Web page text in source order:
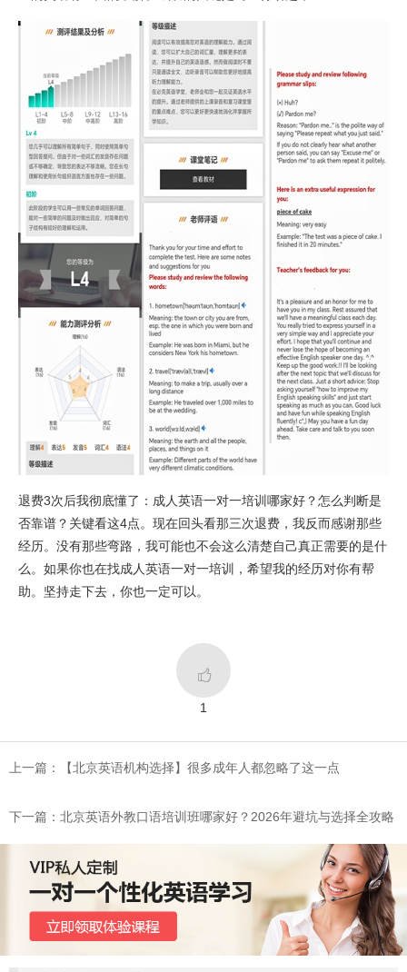
退费3次后我彻底懂了：成人英语一对一培训哪家好？怎么判断是
否靠谱？关键看这4点。现在回头看那三次退费，我反而感谢那些
经历。没有那些弯路，我可能也不会这么清楚自己真正需要的是什
么。如果你也在找成人英语一对一培训，希望我的经历对你有帮
助。坚持走下去，你也一定可以。

1
上一篇：​【北京英语机构选择】很多成年人都忽略了这一点
下一篇：北京英语外教口语培训班哪家好？2026年避坑与选择全攻略